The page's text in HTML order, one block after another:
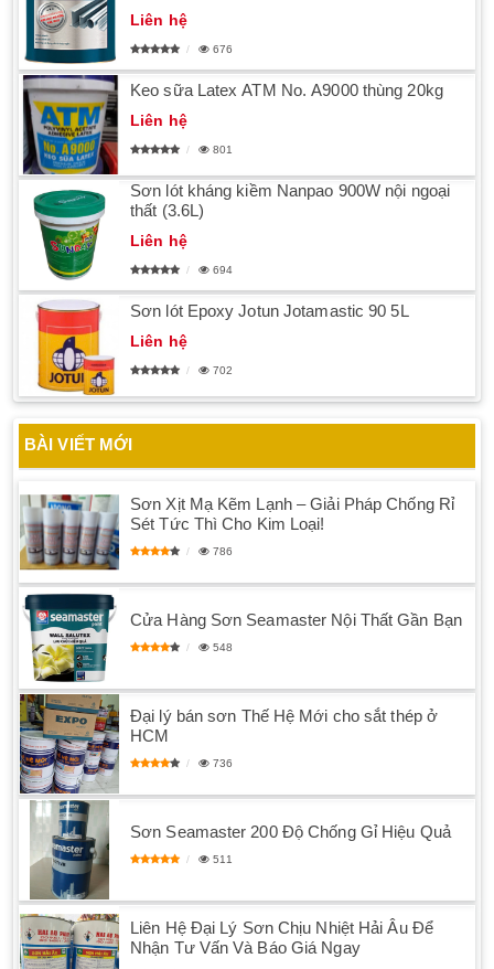
Liên hệ
676
Keo sữa Latex ATM No. A9000 thùng 20kg
Liên hệ
801
Sơn lót kháng kiềm Nanpao 900W nội ngoại
thất (3.6L)
Liên hệ
694
Sơn lót Epoxy Jotun Jotamastic 90 5L
Liên hệ
702
BÀI VIẾT MỚI
Sơn Xịt Mạ Kẽm Lạnh – Giải Pháp Chống Rỉ
Sét Tức Thì Cho Kim Loại!
786
Cửa Hàng Sơn Seamaster Nội Thất Gần Bạn
548
Đại lý bán sơn Thế Hệ Mới cho sắt thép ở
HCM
736
Sơn Seamaster 200 Độ Chống Gỉ Hiệu Quả
511
Liên Hệ Đại Lý Sơn Chịu Nhiệt Hải Âu Để
Nhận Tư Vấn Và Báo Giá Ngay